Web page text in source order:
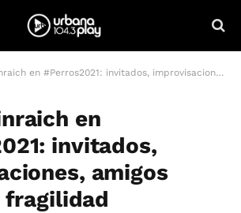
en #Perros2021: invitados, improvisaciones, amigos tóxicos y fragilidad
en
invitados,
amigos